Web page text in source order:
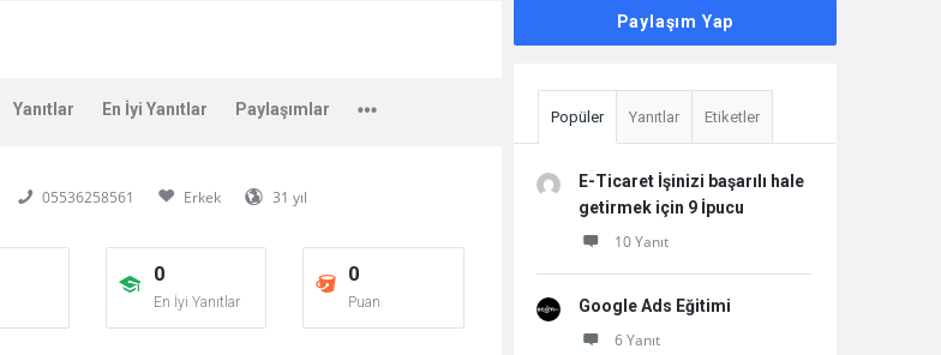
Yanıtlar En İyi Yanıtlar Paylaşımlar
05536258561 Erkek 31 yıl
0
En İyi Yanıtlar
0
Puan
Paylaşım Yap
Popüler Yanıtlar Etiketler
E-Ticaret İşinizi başarılı hale
getirmek için 9 İpucu
10 Yanıt
Google Ads Eğitimi
6 Yanıt